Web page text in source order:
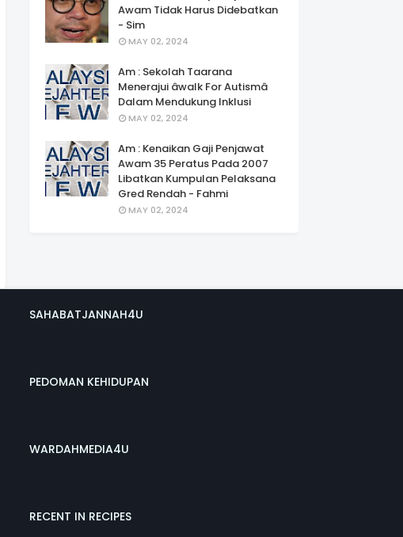
Awam Tidak Harus Didebatkan
- Sim
MAY 02, 2024
Am : Sekolah Taarana
Menerajui âwalk For Autismâ
Dalam Mendukung Inklusi
MAY 02, 2024
Am : Kenaikan Gaji Penjawat
Awam 35 Peratus Pada 2007
Libatkan Kumpulan Pelaksana
Gred Rendah - Fahmi
MAY 02, 2024
SAHABATJANNAH4U
PEDOMAN KEHIDUPAN
WARDAHMEDIA4U
RECENT IN RECIPES